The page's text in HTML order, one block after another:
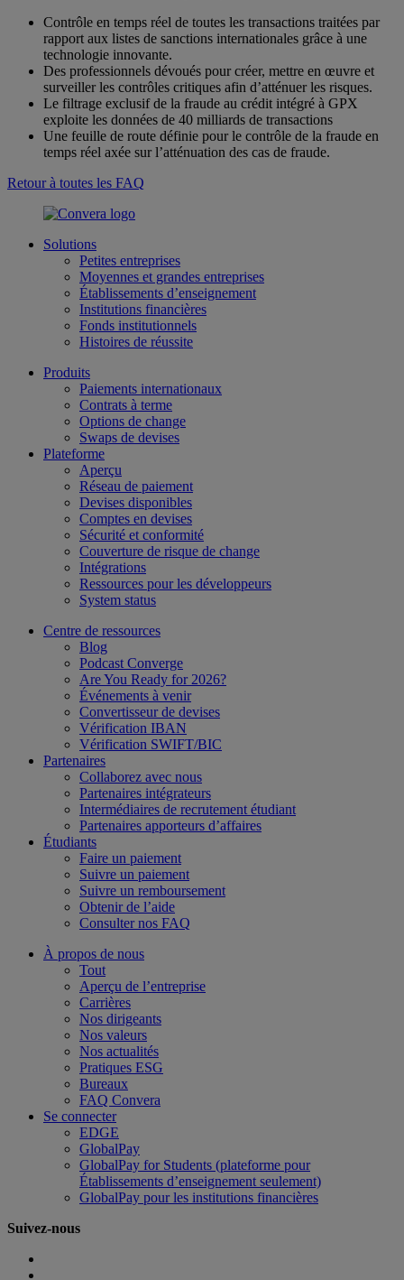
Contrôle en temps réel de toutes les transactions traitées par
rapport aux listes de sanctions internationales grâce à une
technologie innovante.
Des professionnels dévoués pour créer, mettre en œuvre et
surveiller les contrôles critiques afin d’atténuer les risques.
Le filtrage exclusif de la fraude au crédit intégré à GPX
exploite les données de 40 milliards de transactions
Une feuille de route définie pour le contrôle de la fraude en
temps réel axée sur l’atténuation des cas de fraude.
Retour à toutes les FAQ
Solutions
Petites entreprises
Moyennes et grandes entreprises
Établissements d’enseignement
Institutions financières
Fonds institutionnels
Histoires de réussite
Produits
Paiements internationaux
Contrats à terme
Options de change
Swaps de devises
Plateforme
Aperçu
Réseau de paiement
Devises disponibles
Comptes en devises
Sécurité et conformité
Couverture de risque de change
Intégrations
Ressources pour les développeurs
System status
Centre de ressources
Blog
Podcast Converge
Are You Ready for 2026?
Événements à venir
Convertisseur de devises
Vérification IBAN
Vérification SWIFT/BIC
Partenaires
Collaborez avec nous
Partenaires intégrateurs
Intermédiaires de recrutement étudiant
Partenaires apporteurs d’affaires
Étudiants
Faire un paiement
Suivre un paiement
Suivre un remboursement
Obtenir de l’aide
Consulter nos FAQ
À propos de nous
Tout
Aperçu de l’entreprise
Carrières
Nos dirigeants
Nos valeurs
Nos actualités
Pratiques ESG
Bureaux
FAQ Convera
Se connecter
EDGE
GlobalPay
GlobalPay for Students (plateforme pour
Établissements d’enseignement seulement)
GlobalPay pour les institutions financières
Suivez-nous